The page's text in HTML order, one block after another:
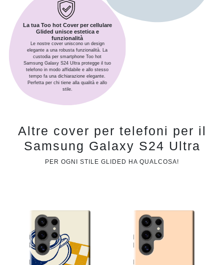
La tua Too hot Cover per cellulare
Glided unisce estetica e
funzionalità
Le nostre cover uniscono un design
elegante a una robusta funzionalità. La
custodia per smartphone Too hot
Samsung Galaxy S24 Ultra protegge il tuo
telefono in modo affidabile e allo stesso
tempo fa una dichiarazione elegante.
Perfetta per chi tiene alla qualità e allo
stile.
Altre cover per telefoni per il
Samsung Galaxy S24 Ultra
PER OGNI STILE GLIDED HA QUALCOSA!